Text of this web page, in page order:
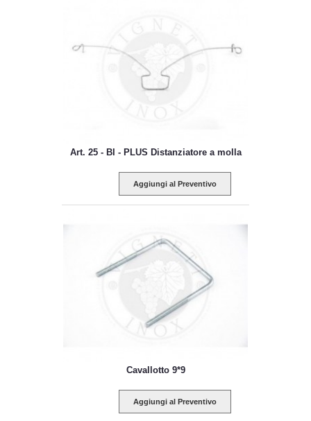
Art. 25 - BI - PLUS Distanziatore a molla
Aggiungi al Preventivo
Cavallotto 9*9
Aggiungi al Preventivo